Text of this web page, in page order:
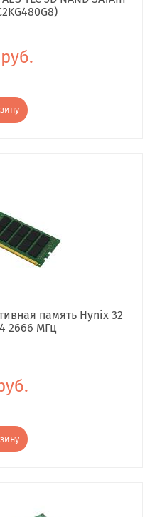
память Hynix 32
2666 МГц